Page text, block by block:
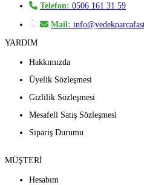
Telefon: 0506 161 31 59
Mail:
YARDIM
Hakkımızda
Üyelik Sözleşmesi
Gizlilik Sözleşmesi
Mesafeli Satış Sözleşmesi
Sipariş Durumu
MÜŞTERİ
Hesabım